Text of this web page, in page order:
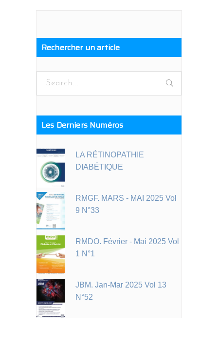
Rechercher un article
Search
Les Derniers Numéros
LA RÉTINOPATHIE
DIABÉTIQUE
RMGF. MARS - MAI 2025 Vol
9 N°33
RMDO. Février - Mai 2025 Vol
1 N°1
JBM. Jan-Mar 2025 Vol 13
N°52